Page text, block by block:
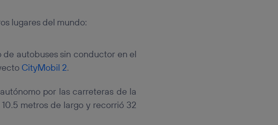
lugares del mundo:
autobuses sin conductor en el
CityMobil 2.
por las carreteras de la
metros de largo y recorrió 32